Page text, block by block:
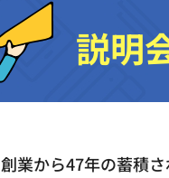
説明
創業から47年の蓄積